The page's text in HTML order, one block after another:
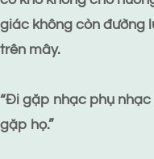
giác không còn đường
trên mây.
“Đi gặp nhạc phụ
gặp họ.”